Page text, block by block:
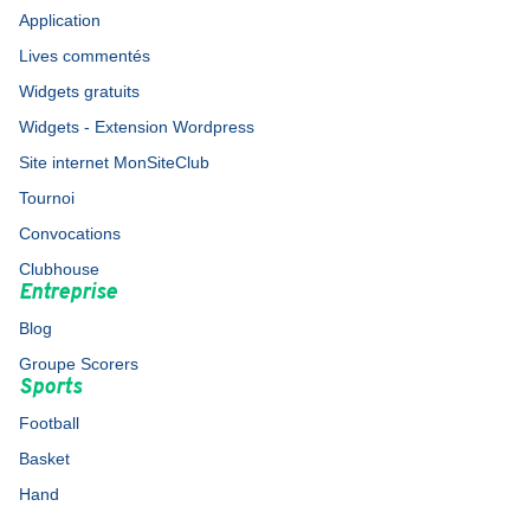
Application
Lives commentés
Widgets gratuits
Widgets - Extension Wordpress
Site internet MonSiteClub
Tournoi
Convocations
Clubhouse
Entreprise
Blog
Groupe Scorers
Sports
Football
Basket
Hand